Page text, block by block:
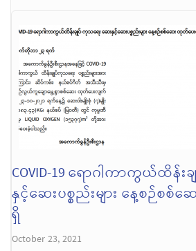
COVID-19 ရောဂါကာကွယ်ထိန်
နှင့်ဆေးပစ္စည်းများ နေ့စဉ်စ
ရှိ
October 23, 2021